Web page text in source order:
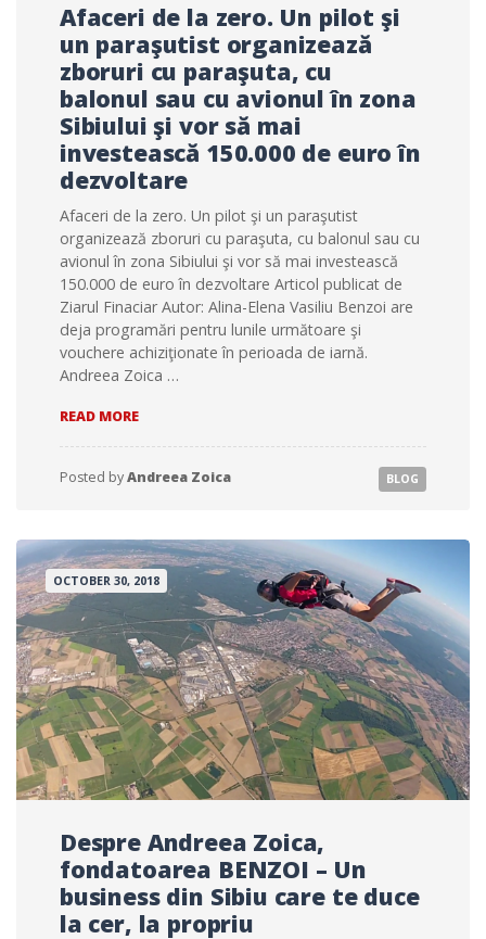
Afaceri de la zero. Un pilot şi
un paraşutist organizează
zboruri cu paraşuta, cu
balonul sau cu avionul în zona
Sibiului şi vor să mai
investească 150.000 de euro în
dezvoltare
Afaceri de la zero. Un pilot şi un paraşutist
organizează zboruri cu paraşuta, cu balonul sau cu
avionul în zona Sibiului şi vor să mai investească
150.000 de euro în dezvoltare Articol publicat de
Ziarul Finaciar Autor: Alina-Elena Vasiliu Benzoi are
deja programări pentru lunile următoare şi
vouchere achiziţionate în perioada de iarnă.
Andreea Zoica …
READ MOREAFACERI
LA
ZERO.
UN
PARAŞUTIST
ORGANIZEAZĂ
ZBORURI
CU
PARAŞUTA,
CU
BALONUL
SAU
CU
AVIONUL
ÎN
ZONA
SIBIULUI
VOR
SĂ
MAI
INVESTEASCĂ
150.000
Posted byAndreea Zoica BLOG
OCTOBER 30, 2018
Despre Andreea Zoica,
fondatoarea BENZOI – Un
business din Sibiu care te duce
la cer, la propriu